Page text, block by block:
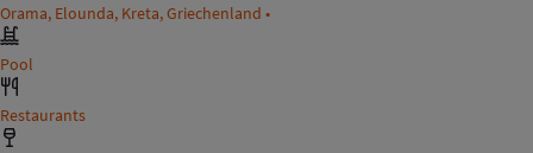
Orama, Elounda, Kreta, Griechenland •
Pool
Restaurants